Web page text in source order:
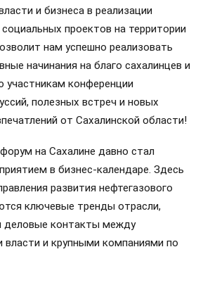
и бизнеса в реализации
проектов на территории
нам успешно реализовать
начинания на благо сахалинцев и
участникам конференции
полезных встреч и новых
от Сахалинской области!
на Сахалине давно стал
в бизнес-календаре. Здесь
развития нефтегазового
ключевые тренды отрасли,
деловые контакты между
власти и крупными компаниями по